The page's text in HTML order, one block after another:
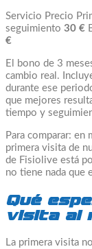
Servicio Precio
seguimiento 30 €
€
El bono de 3
cambio real.
durante ese
que mejores
tiempo y
Para comparar: en
primera visita de
de Fisiolive está
no tiene nada que
Qué
visita al
La primera visita